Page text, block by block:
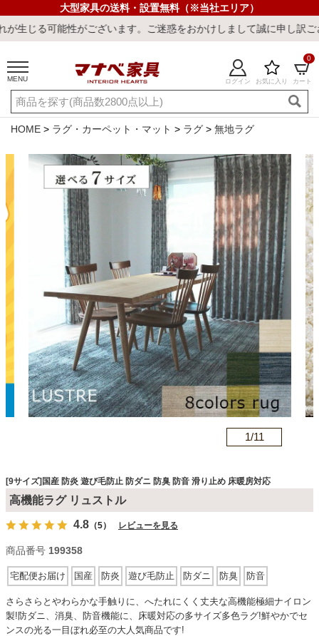
大型家具の送料・設置無料（※当社エリア）
ます。ご迷惑をおかけしまして誠に申し訳ございません。
MENU ログイン お気に入り カート
0
ご利用ガイド 新規会員登録
店舗一覧 閲覧履歴
キーワード・商品番号で探す
最短発送 冷感ラグ 冷感寝具 ワークデスク ウィルトンラ
カテゴリから探す
ソファ
ダイニングテーブル・セット
食器棚・キッチン収納
HOME ラグ・カーペット・マット ラグ 無地ラグ
1/11
[9サイズ]国産 防炎 遊び毛防止 防ダニ 防臭 防音 滑り止め 床暖房対応
高機能ラグ リュストル
4.8 （5） レビューを見る
商品番号 199358
宅配便お届け 国産 防炎 遊び毛防止 防ダニ 防臭 防音
滑り止め 床暖房対応
さらさらとやわらかな手触りに、へたれにくく丈夫な高機能極細ナイロン
製!防ダニ、消臭、防音機能に、床暖対応の多サイズ多色ラグ!鮮やかでセ
ンスの光る一目ぼれ必至の大人気商品です!